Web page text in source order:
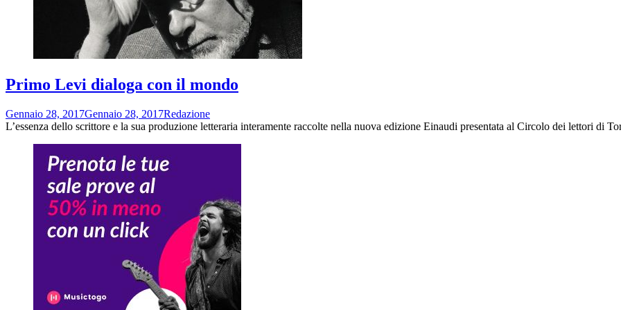
Primo Levi dialoga con il mondo
Gennaio 28, 2017Gennaio 28, 2017Redazione
L’essenza dello scrittore e la sua produzione letteraria interamente raccolte nella nuova edizione Einaudi presentata al Circolo dei lettori di